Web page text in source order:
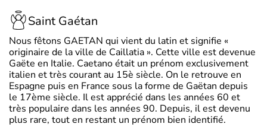
Saint Gaétan
Nous fêtons GAETAN qui vient du latin et signifie «
originaire de la ville de Caillatia ». Cette ville est devenue
Gaëte en Italie. Caetano était un prénom exclusivement
italien et très courant au 15è siècle. On le retrouve en
Espagne puis en France sous la forme de Gaëtan depuis
le 17ème siècle. Il est apprécié dans les années 60 et
très populaire dans les années 90. Depuis, il est devenu
plus rare, tout en restant un prénom bien identifié.